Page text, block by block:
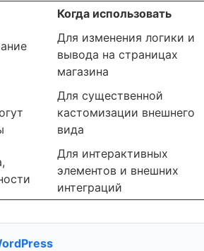
Когда использовать
Для изменения логики и
вывода на страницах
магазина
Для существенной
кастомизации внешнего
вида
Для интерактивных
элементов и внешних
интеграций